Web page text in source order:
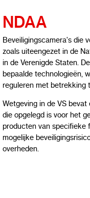
NDAA
Beveiligingscamera's die
zoals uiteengezet in de
in de Verenigde Staten. De
bepaalde technologieën,
reguleren met betrekking
Wetgeving in de VS bevat
die opgelegd is voor het
producten van specifieke
mogelijke
overheden.